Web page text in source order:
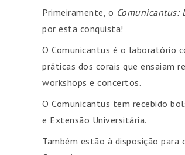
Primeiramente, o Comunicantus:
por esta conquista!
O Comunicantus é o laboratório
práticas dos corais que ensaiam
workshops e concertos.
O Comunicantus tem recebido
e Extensão Universitária.
Também estão à disposição